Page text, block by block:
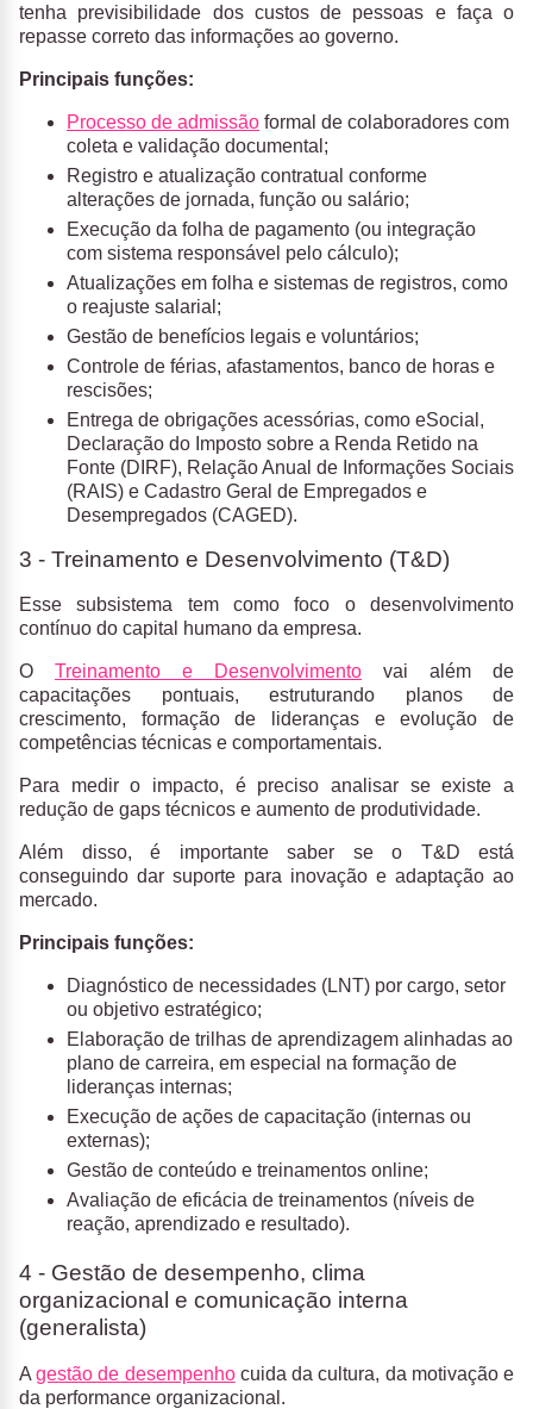
tenha previsibilidade dos custos de pessoas e faça o
repasse correto das informações ao governo.
Principais funções:
Processo de admissão formal de colaboradores com
coleta e validação documental;
Registro e atualização contratual conforme
alterações de jornada, função ou salário;
Execução da folha de pagamento (ou integração
com sistema responsável pelo cálculo);
Atualizações em folha e sistemas de registros, como
o reajuste salarial;
Gestão de benefícios legais e voluntários;
Controle de férias, afastamentos, banco de horas e
rescisões;
Entrega de obrigações acessórias, como eSocial,
Declaração do Imposto sobre a Renda Retido na
Fonte (DIRF), Relação Anual de Informações Sociais
(RAIS) e Cadastro Geral de Empregados e
Desempregados (CAGED).
3 - Treinamento e Desenvolvimento (T&D)
Esse subsistema tem como foco o desenvolvimento
contínuo do capital humano da empresa.
O Treinamento e Desenvolvimento vai além de
capacitações pontuais, estruturando planos de
crescimento, formação de lideranças e evolução de
competências técnicas e comportamentais.
Para medir o impacto, é preciso analisar se existe a
redução de gaps técnicos e aumento de produtividade.
Além disso, é importante saber se o T&D está
conseguindo dar suporte para inovação e adaptação ao
mercado.
Principais funções:
Diagnóstico de necessidades (LNT) por cargo, setor
ou objetivo estratégico;
Elaboração de trilhas de aprendizagem alinhadas ao
plano de carreira, em especial na formação de
lideranças internas;
Execução de ações de capacitação (internas ou
externas);
Gestão de conteúdo e treinamentos online;
Avaliação de eficácia de treinamentos (níveis de
reação, aprendizado e resultado).
4 - Gestão de desempenho, clima
organizacional e comunicação interna
(generalista)
Agestão de desempenhocuida da cultura, da motivação e
da performance organizacional.